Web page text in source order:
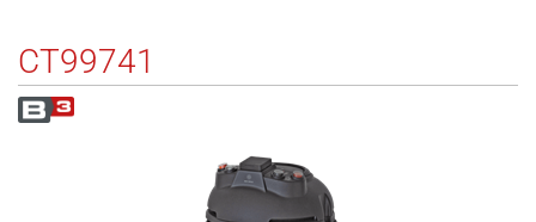
CT99741